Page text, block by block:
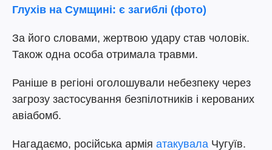
Глухів на Сумщині: є загиблі (фото)
За його словами, жертвою удару став чоловік.
Також одна особа отримала травми.
Раніше в регіоні оголошували небезпеку через
загрозу застосування безпілотників і керованих
авіабомб.
Нагадаємо, російська армія атакувала Чугуїв.